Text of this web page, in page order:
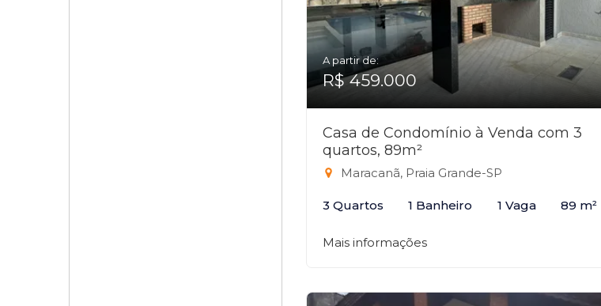
A partir de:
R$ 459.000
Casa de Condomínio à Venda com 3
quartos, 89m²
Maracanã, Praia Grande-SP
3 Quartos 1 Banheiro 1 Vaga 89 m²
Mais informações